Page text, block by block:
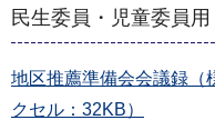
民生委員・児童委員用
地区推薦準備会会議録（
クセル：32KB）